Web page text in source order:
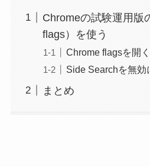
Chromeの試験運用版
flags）を使う
Chrome flagsを開く
Side Searchを無効
まとめ